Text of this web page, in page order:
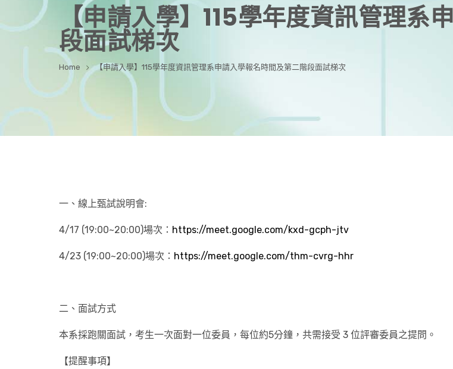
【申請入學】115學年度資訊管理系
段面試梯次
Home 【申請入學】115學年度資訊管理系申請入學報名時間及第二階段面試梯次
一、線上甄試說明會:
4/17 (19:00~20:00)場次： https://meet.google.com/kxd-gcph-jtv
4/23 (19:00~20:00)場次： https://meet.google.com/thm-cvrg-hhr
二、面試方式
本系採跑關面試，考生一次面對一位委員，每位約5分鐘，共需接受 3 位評審委員之提問。
【提醒事項】